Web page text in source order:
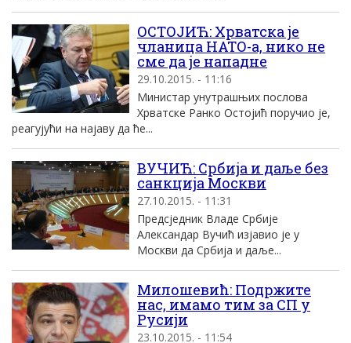
ОСТОЈИЋ: Хрватска је
чланица НАТО-а, нико не
сме да је нападне
29.10.2015. - 11:16
Министар унутрашњих послова
Хрватске Ранко Остојић поручио је,
реагујући на најаву да ће...
ВУЧИЋ: Србија и даље без
санкција Москви
27.10.2015. - 11:31
Предсједник Владе Србије
Александар Вучић изјавио је у
Москви да Србија и даље...
Милошевић: Подржите
нас, имамо тим за СП у
Русији
23.10.2015. - 11:54